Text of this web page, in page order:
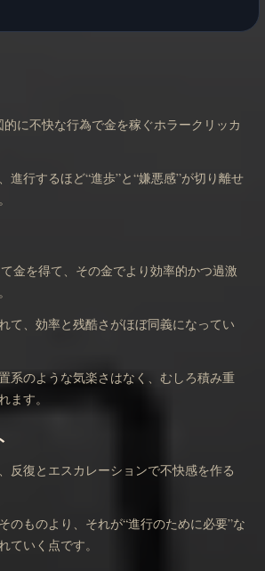
的に不快な行為で金を稼ぐホラークリッカ
進行するほど“進歩”と“嫌悪感”が切り離せ
金を得て、その金でより効率的かつ過激
て、効率と残酷さがほぼ同義になってい
系のような気楽さはなく、むしろ積み重
ます。
反復とエスカレーションで不快感を作る
のものより、それが“進行のために必要”な
ていく点です。